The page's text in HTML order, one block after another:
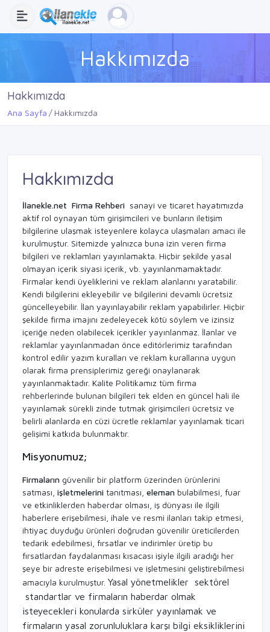
Hakkımızda
Hakkımızda
Ana Sayfa Hakkımızda
Hakkımızda
İlanekle.net Firma Rehberi sanayi ve ticaret hayatımızda
aktif rol oynayan tüm girişimcileri ve bunların iletişim
bilgilerine ulaşmak isteyenlere kolayca ulaşmaları amacı ile
kurulmuştur. Sitemizde yalnızca buna izin veren firma
bilgileri ve reklamları yayınlamakta. Hiçbir şekilde yasal
olmayan içerik siyasi içerik, vb. yayınlanmamaktadır.
Firmalar kendi üyeliklerini ve reklam alanlarını yaratabilir.
Kendi bilgilerini ekleyebilir ve bilgilerini devamlı ücretsiz
güncelleyebilir. İlan yayınlayabilir reklam yapabilirler. Hiçbir
şekilde firma imajını zedeleyecek kötü söylem ve izinsiz
içeriğe neden olabilecek içerikler yayınlanmaz. İlanlar ve
reklamlar yayınlanmadan önce editörlerimiz tarafından
kontrol edilir yazım kuralları ve reklam kurallarına uygun
olarak firma prensiplerimiz gereği onaylanarak
yayınlanmaktadır. Kalite Politikamız tüm firma
rehberlerinde bulunan bilgileri tek elden en güncel hali ile
yayınlamak sürekli zinde tutmak girişimcileri ücretsiz ve
belirli alanlarda en cüzi ücretle reklamlar yayınlamak ticari
gelişimi katkıda bulunmaktır.
Misyonumuz;
Firmaların güvenilir bir platform üzerinden ürünlerini
satması, işletmelerini tanıtması, eleman bulabilmesi, fuar
ve etkinliklerden haberdar olması, iş dünyası ile ilgili
haberlere erişebilmesi, ihale ve resmi ilanları takip etmesi,
ihtiyaç duyduğu ürünleri doğrudan güvenilir üreticilerden
tedarik edebilmesi, fırsatlar ve indirimler üretip bu
fırsatlardan faydalanması kısacası işiyle ilgili aradığı her
şeye bir adreste erişebilmesi ve işletmesini geliştirebilmesi
amacıyla kurulmuştur. Yasal yönetmelikler sektörel
standartlar ve firmaların haberdar olmak
isteyecekleri konularda sirküler yayınlamak ve
firmaların yasal zorunluluklara karşı bilgi eksikliklerini